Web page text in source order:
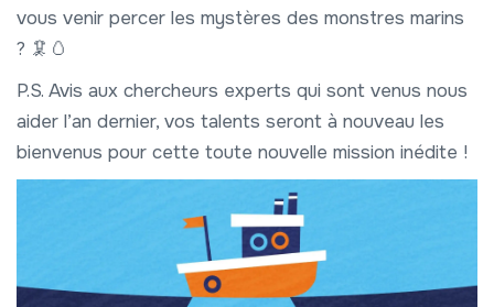
vous venir percer les mystères des monstres marins
? 🦑🥚
P.S. Avis aux chercheurs experts qui sont venus nous
aider l’an dernier, vos talents seront à nouveau les
bienvenus pour cette toute nouvelle mission inédite !